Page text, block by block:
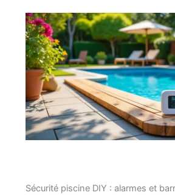
Sécurité piscine DIY : alarmes et